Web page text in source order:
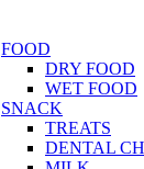
FOOD
DRY FOOD
WET FOOD
SNACK
TREATS
DENTAL